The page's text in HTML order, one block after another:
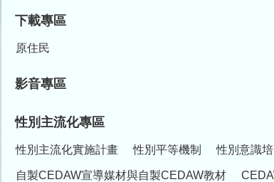
下載專區
原住民
影音專區
性別主流化專區
性別主流化實施計畫 性別平等機制 性別意識
自製CEDAW宣導媒材與自製CEDAW教材